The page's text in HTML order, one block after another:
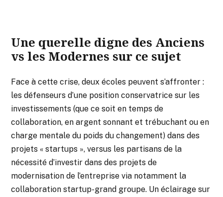
Une querelle digne des Anciens
vs les Modernes sur ce sujet
Face à cette crise, deux écoles peuvent s’affronter :
les défenseurs d’une position conservatrice sur les
investissements (que ce soit en temps de
collaboration, en argent sonnant et trébuchant ou en
charge mentale du poids du changement) dans des
projets « startups », versus les partisans de la
nécessité d’investir dans des projets de
modernisation de l’entreprise via notamment la
collaboration startup-grand groupe. Un éclairage sur